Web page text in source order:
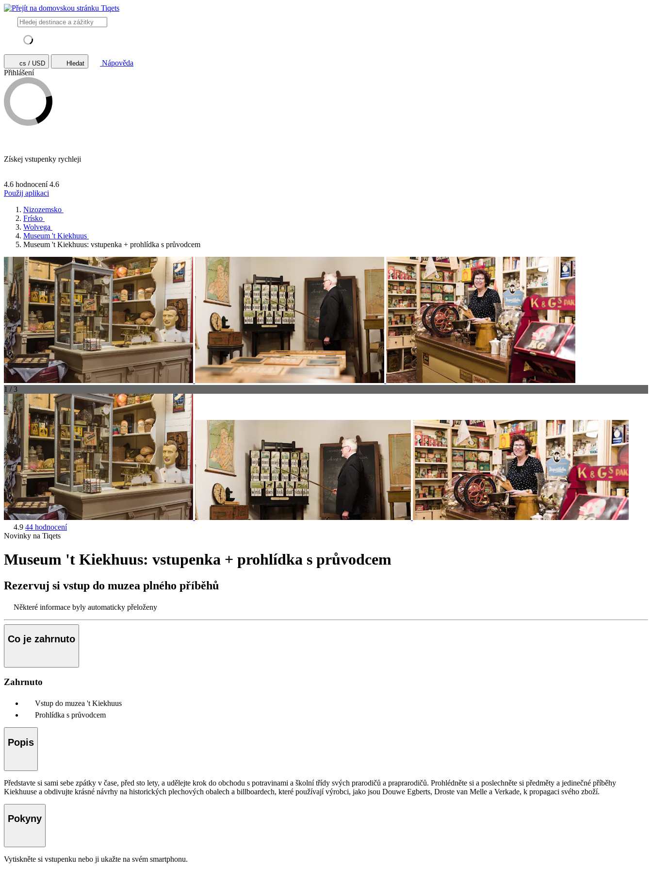
cs / USD Hledat
Nápověda
Přihlášení
Získej vstupenky rychleji
4.6 hodnocení 4.6
Použij aplikaci
Nizozemsko
Frísko
Wolvega
Museum 't Kiekhuus
Museum 't Kiekhuus: vstupenka + prohlídka s průvodcem
1 / 3
4.9 44 hodnocení
Novinky na Tiqets
Museum 't Kiekhuus: vstupenka + prohlídka s průvodcem
Rezervuj si vstup do muzea plného příběhů
Některé informace byly automaticky přeloženy
Co je zahrnuto
Zahrnuto
Vstup do muzea 't Kiekhuus
Prohlídka s průvodcem
Popis
Představte si sami sebe zpátky v čase, před sto lety, a udělejte krok do obchodu s potravinami a školní třídy svých prarodičů a praprarodičů. Prohlédněte si a poslechněte si předměty a jedinečné příběhy
Kiekhuuse a obdivujte krásné návrhy na historických plechových obalech a billboardech, které používají výrobci, jako jsou Douwe Egberts, Droste van Melle a Verkade, k propagaci svého zboží.
Pokyny
Vytiskněte si vstupenku nebo ji ukažte na svém smartphonu.